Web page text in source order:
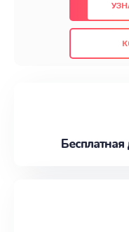
использованием
также
проведенных
наилучшим
Бесплатная